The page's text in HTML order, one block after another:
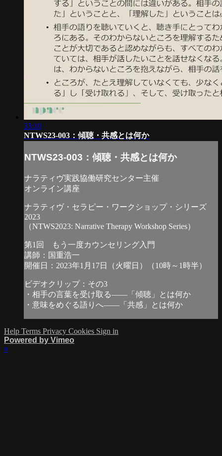
33:10
NTWS23-003：傾聴・共感とは何か
NTWS23-003：傾聴・共感とは何か
ナラティヴ実践協働研究センター主催
オンライン講座
ナラティヴ・セラピー・ワークショップ・シリーズ
2023
（NTWS2023: Narrative Therapy Workshop Series）
第1回 もう一度カウンセリング入門
講師：国重浩一
開催日：2023年1月17日（火曜日）（10時～1時半）
ビデオクリップ：その3
・相手の言葉を受け取る――「傾聴」とは何か
・意味をめぐる語りへ――「共感」とは何か
Help Terms Privacy Cookies Sign in
Powered by Vimeo
×